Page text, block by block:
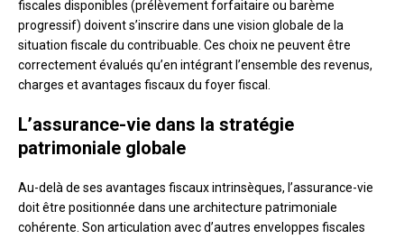
fiscales disponibles (prélèvement forfaitaire ou barème
progressif) doivent s’inscrire dans une vision globale de la
situation fiscale du contribuable. Ces choix ne peuvent être
correctement évalués qu’en intégrant l’ensemble des revenus,
charges et avantages fiscaux du foyer fiscal.
L’assurance-vie dans la stratégie
patrimoniale globale
Au-delà de ses avantages fiscaux intrinsèques, l’assurance-vie
doit être positionnée dans une architecture patrimoniale
cohérente. Son articulation avec d’autres enveloppes fiscales